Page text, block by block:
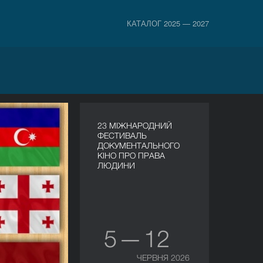
КАТАЛОГ 2025 — 2027
23 МІЖНАРОДНИЙ
ФЕСТИВАЛЬ
ДОКУМЕНТАЛЬНОГО
КІНО ПРО ПРАВА
ЛЮДИНИ
5 — 12
ЧЕРВНЯ 2026